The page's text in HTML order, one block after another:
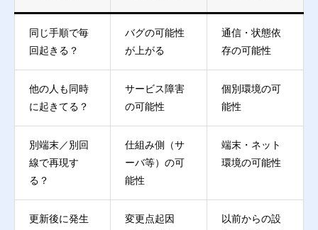
同じ手順で毎
回起きる？
バグの可能性
が上がる
通信・状態依
存の可能性
他の人も同時
に起きてる？
サービス障害
の可能性
個別環境の可
能性
別端末／別回
線で再現す
る？
仕組み側（サ
ーバ等）の可
能性
端末・ネット
環境の可能性
更新後に発生
変更点起因
以前からの設